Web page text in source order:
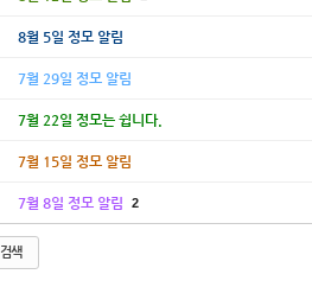
8월 5일 정모 알림
7월 29일 정모 알림
7월 22일 정모는 쉽니다.
7월 15일 정모 알림
7월 8일 정모 알림 2
검색